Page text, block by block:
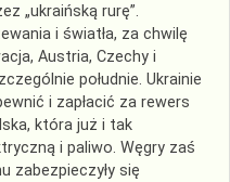
„ukraińską rurę”.
i światła, za chwilę
Austria, Czechy i
południe. Ukrainie
i zapłacić za rewers
która już i tak
i paliwo. Węgry zaś
zabezpieczyły się